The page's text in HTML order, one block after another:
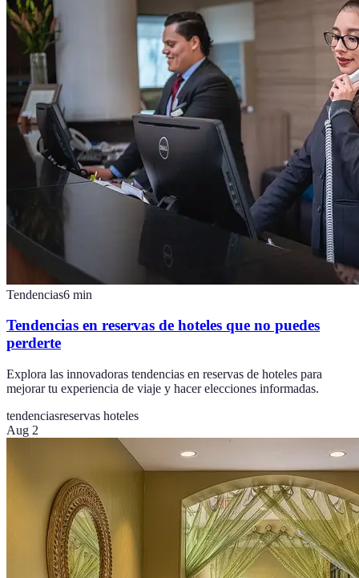
Tendencias6 min
Tendencias en reservas de hoteles que no puedes
perderte
Explora las innovadoras tendencias en reservas de hoteles para
mejorar tu experiencia de viaje y hacer elecciones informadas.
tendenciasreservas hoteles
Aug 2